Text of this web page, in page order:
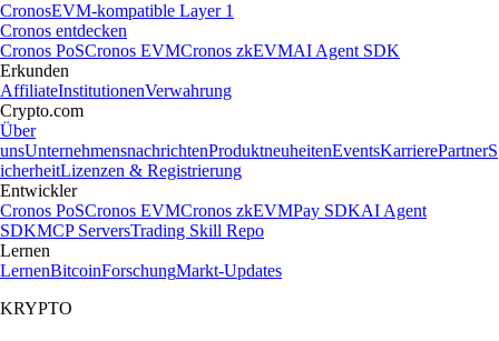
CronosEVM-kompatible Layer 1
Cronos entdecken
Cronos PoSCronos EVMCronos zkEVMAI Agent SDK
Erkunden
AffiliateInstitutionenVerwahrung
Crypto.com
Über
unsUnternehmensnachrichtenProduktneuheitenEventsKarrierePartnerS
icherheitLizenzen & Registrierung
Entwickler
Cronos PoSCronos EVMCronos zkEVMPay SDKAI Agent
SDKMCP ServersTrading Skill Repo
Lernen
LernenBitcoinForschungMarkt-Updates
KRYPTO